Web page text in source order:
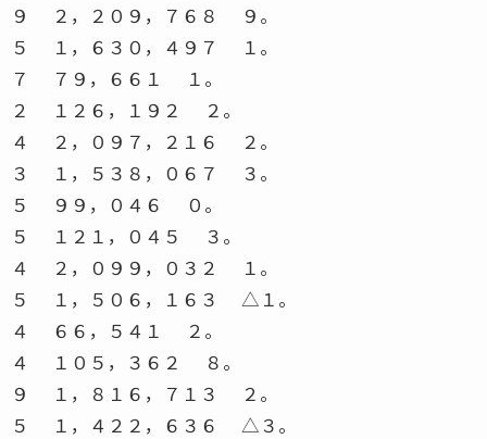
９ ２，２０９，７６８ ９。
５ １，６３０，４９７ １。
７ ７９，６６１ １。
２ １２６，１９２ ２。
４ ２，０９７，２１６ ２。
３ １，５３８，０６７ ３。
５ ９９，０４６ ０。
５ １２１，０４５ ３。
４ ２，０９９，０３２ １。
５ １，５０６，１６３ △１。
４ ６６，５４１ ２。
４ １０５，３６２ ８。
９ １，８１６，７１３ ２。
５ １，４２２，６３６ △３。